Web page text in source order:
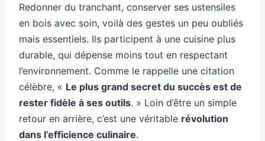
Redonner du tranchant, conserver ses ustensiles
en bois avec soin, voilà des gestes un peu oubliés
mais essentiels. Ils participent à une cuisine plus
durable, qui dépense moins tout en respectant
l’environnement. Comme le rappelle une citation
célèbre, « Le plus grand secret du succès est de
rester fidèle à ses outils. » Loin d’être un simple
retour en arrière, c’est une véritable révolution
dans l’efficience culinaire.